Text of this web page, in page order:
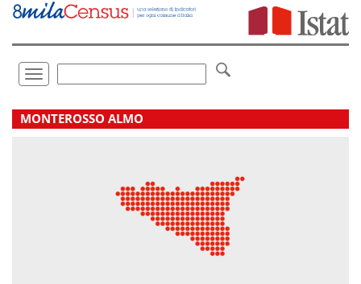
Vai
direttamente
Toggle
navigation
.
MONTEROSSO ALMO